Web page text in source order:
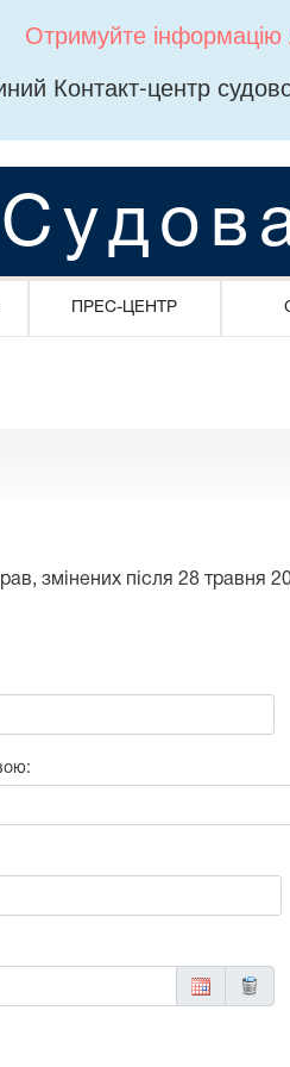
Отримуйте
Контакт-центр
ПРЕС-ЦЕНТР
змінених після 28 травня